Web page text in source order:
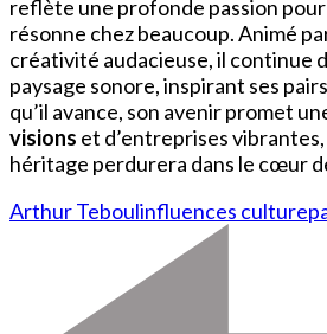
reflète une profonde passion pour
résonne chez beaucoup. Animé
créativité audacieuse, il continue
paysage sonore, inspirant ses
qu’il avance, son avenir promet
visions et d’entreprises
héritage perdurera dans le cœur
Arthur Teboulinfluences culture